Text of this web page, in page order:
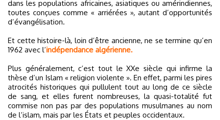
dans les populations africaines, asiatiques ou amérindiennes,
toutes conçues comme « arriérées », autant d’opportunités
d’évangélisation.
Et cette histoire-là, loin d’être ancienne, ne se termine qu’en
1962 avec l’indépendance algérienne.
Plus généralement, c’est tout le XXe siècle qui infirme la
thèse d’un Islam « religion violente ». En effet, parmi les pires
atrocités historiques qui pullulent tout au long de ce siècle
de sang, et elles furent nombreuses, la quasi-totalité fut
commise non pas par des populations musulmanes au nom
de l’islam, mais par les États et peuples occidentaux.